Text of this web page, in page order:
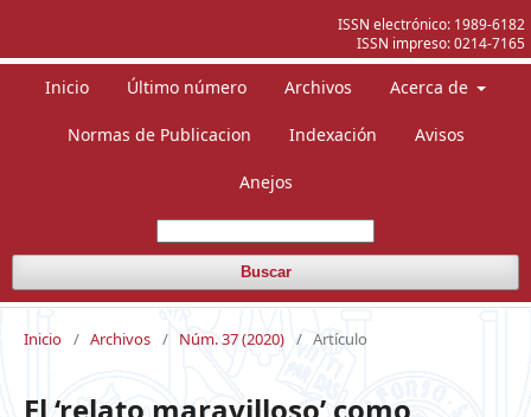
ISSN electrónico: 1989-6182
ISSN impreso:0214-7165
Inicio Último número Archivos Acerca de
Normas de Publicacion Indexación Avisos
Anejos
Buscar
Inicio / Archivos / Núm. 37 (2020) / Artículo